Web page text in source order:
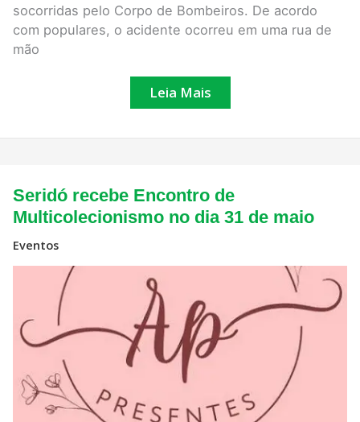
socorridas pelo Corpo de Bombeiros. De acordo
com populares, o acidente ocorreu em uma rua de
mão
Leia Mais
Seridó recebe Encontro de
Multicolecionismo no dia 31 de maio
Eventos
Seridó
recebe
Encontro
de
dia 31
de
maio